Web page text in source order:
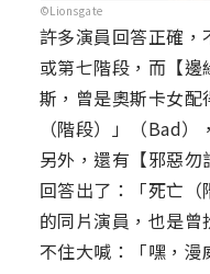
©Lionsgate
許多演員回答正確
或第七階段，而【
斯，曾是奧斯卡女
（階段）」（Bad
另外，還有【邪惡
回答出了：「死亡
的同片演員，也是
不住大喊：「嘿，漫